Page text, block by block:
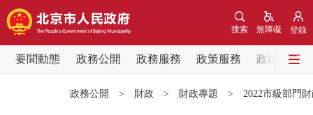
登錄
無障礙
搜索
要聞動態 政務公開 政務服務 政策服務
政民互動
政務公開 > 財政 > 財政專題 > 2022市級部門